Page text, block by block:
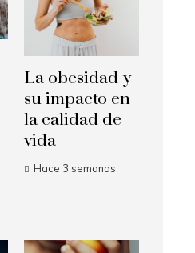
La obesidad y
su impacto en
la calidad de
vida
Hace 3 semanas